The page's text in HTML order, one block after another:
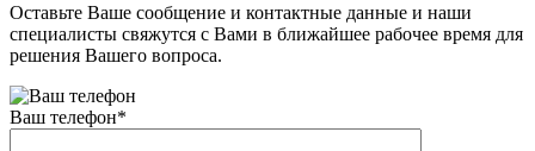
Оставьте Ваше сообщение и контактные данные и наши
специалисты свяжутся с Вами в ближайшее рабочее время для
решения Вашего вопроса.
Ваш телефон*